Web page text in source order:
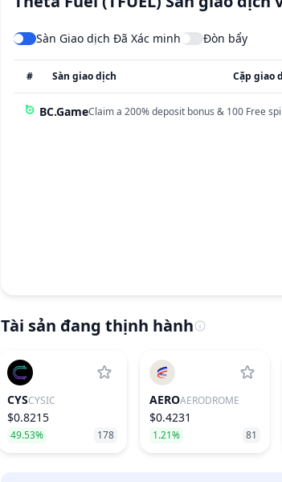
Sàn Giao dịch Đã Xác minh Đòn bẩy
# Sàn giao dịch Cặp giao
BC.GameClaim a 200% deposit bonus & 100 Free
Tài sản đang thịnh hành
CYSCYSIC
$0.8215
49.53% 178
AEROAERODROME
$0.4231
1.21% 81